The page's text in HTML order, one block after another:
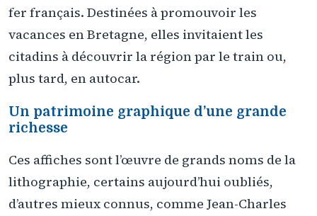
fer français. Destinées à promouvoir les
vacances en Bretagne, elles invitaient les
citadins à découvrir la région par le train ou,
plus tard, en autocar.
Un patrimoine graphique d’une grande
richesse
Ces affiches sont l’œuvre de grands noms de la
lithographie, certains aujourd’hui oubliés,
d’autres mieux connus, comme Jean-Charles